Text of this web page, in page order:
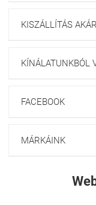
KISZÁLLÍTÁS
KÍNÁLATUNKBÓL
FACEBOOK
MÁRKÁINK